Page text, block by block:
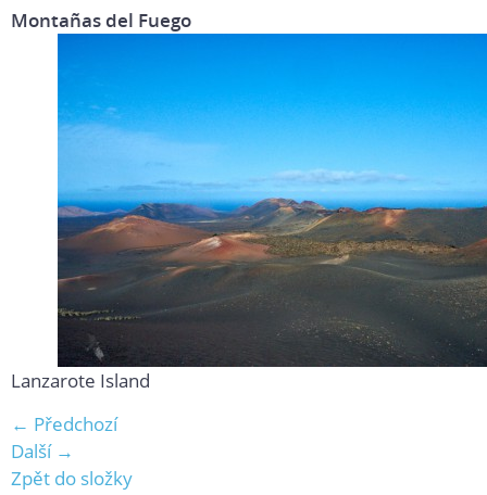
Montañas del Fuego
Lanzarote Island
← Předchozí
Další →
Zpět do složky